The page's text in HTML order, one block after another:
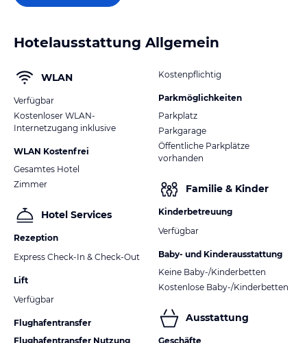
Hotelausstattung Allgemein
WLAN
Verfügbar
Kostenloser WLAN-
Internetzugang inklusive
WLAN Kostenfrei
Gesamtes Hotel
Zimmer
Hotel Services
Rezeption
Express Check-In & Check-Out
Lift
Verfügbar
Flughafentransfer
Flughafentransfer Nutzung
Kostenpflichtig
Parkmöglichkeiten
Parkplatz
Parkgarage
Öffentliche Parkplätze
vorhanden
Familie & Kinder
Kinderbetreuung
Verfügbar
Baby- und Kinderausstattung
Keine Baby-/Kinderbetten
Kostenlose Baby-/Kinderbetten
Ausstattung
Geschäfte